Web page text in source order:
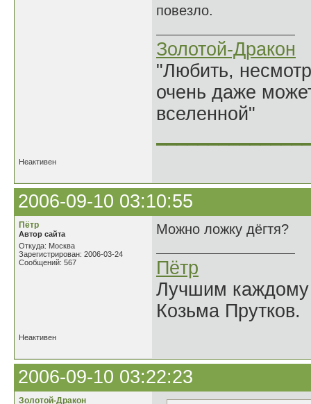
повезло.
Золотой-Дракон
"Любить,
очень даже
вселенной"
Неактивен
2006-09-10 03:10:55
Пётр
Автор сайта
Откуда: Москва
Зарегистрирован: 2006-03-24
Сообщений: 567
Можно ложку дёгтя?
Пётр
Лучшим каждому
Козьма Прутков.
Неактивен
2006-09-10 03:22:23
Золотой-Дракон